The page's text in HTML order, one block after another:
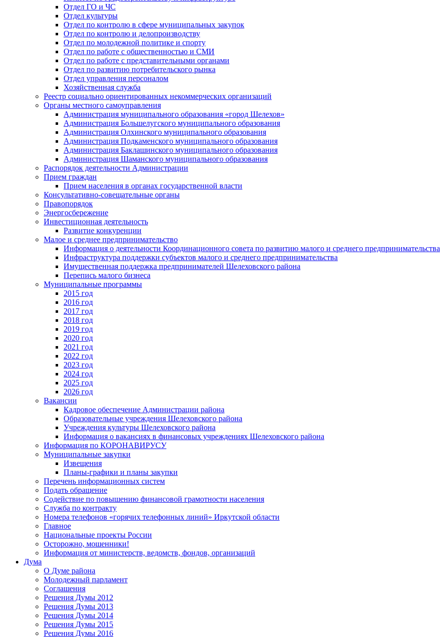
Отдел ГО и ЧС
Отдел культуры
Отдел по контролю в сфере муниципальных закупок
Отдел по контролю и делопроизводству
Отдел по молодежной политике и спорту
Отдел по работе с общественностью и СМИ
Отдел по работе с представительными органами
Отдел по развитию потребительского рынка
Отдел управления персоналом
Хозяйственная служба
Реестр социально ориентированных некоммерческих организаций
Органы местного самоуправления
Администрация муниципального образования «город Шелехов»
Администрация Большелугского муниципального образования
Администрация Олхинского муниципального образования
Администрация Подкаменского муниципального образования
Администрация Баклашинского муниципального образования
Администрация Шаманского муниципального образования
Распорядок деятельности Администрации
Прием граждан
Прием населения в органах государственной власти
Консультативно-совещательные органы
Правопорядок
Энергосбережение
Инвестиционная деятельность
Развитие конкуренции
Малое и среднее предпринимательство
Информация о деятельности Координационного совета по развитию малого и среднего предпринимательства
Инфраструктура поддержки субъектов малого и среднего предпринимательства
Имущественная поддержка предпринимателей Шелеховского района
Перепись малого бизнеса
Муниципальные программы
2015 год
2016 год
2017 год
2018 год
2019 год
2020 год
2021 год
2022 год
2023 год
2024 год
2025 год
2026 год
Вакансии
Кадровое обеспечение Администрации района
Образовательные учреждения Шелеховского района
Учреждения культуры Шелеховского района
Информация о вакансиях в финансовых учреждениях Шелеховского района
Информация по КОРОНАВИРУСУ
Муниципальные закупки
Извещения
Планы-графики и планы закупки
Перечень информационных систем
Подать обращение
Содействие по повышению финансовой грамотности населения
Служба по контракту
Номера телефонов «горячих телефонных линий» Иркутской области
Главное
Национальные проекты России
Осторожно, мошенники!
Информация от министерств, ведомств, фондов, организаций
Дума
О Думе района
Молодежный парламент
Соглашения
Решения Думы 2012
Решения Думы 2013
Решения Думы 2014
Решения Думы 2015
Решения Думы 2016